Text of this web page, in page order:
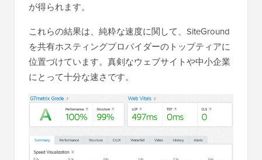
が得られます。
これらの結果は、純粋な速度に関して、SiteGround
を共有ホスティングプロバイダーのトップティアに
位置づけています。真剣なウェブサイトや中小企業
にとって十分な速さです。